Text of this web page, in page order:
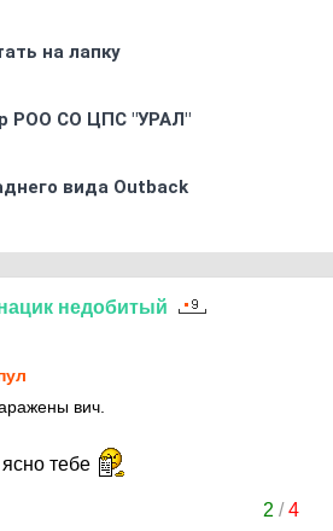
на лапку
РOO CO ЦПС "УРАЛ"
вида Outback
недобитый
вич.
тебе
2 /4